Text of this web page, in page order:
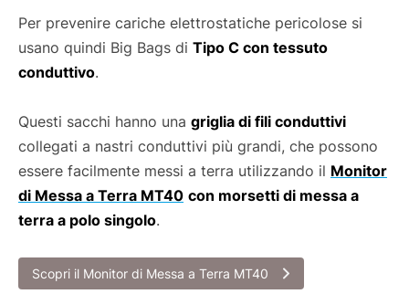
Per prevenire cariche elettrostatiche pericolose si
usano quindi Big Bags di Tipo C con tessuto
conduttivo.
Questi sacchi hanno una griglia di fili conduttivi
collegati a nastri conduttivi più grandi, che possono
essere facilmente messi a terra utilizzando il Monitor
di Messa a Terra MT40 con morsetti di messa a
terra a polo singolo.
Scopri il Monitor di Messa a Terra MT40